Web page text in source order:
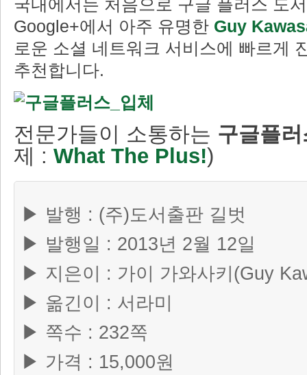
국내에서는 처음으로 구글 플러스 도
Google+에서 아주 유명한 Guy
로운 소셜 네트워크 서비스에 빠르게
추천합니다.
전문가들이 소통하는 구글플
제 : What The Plus!)
▶ 발행 : (주)도서출판 길벗
▶ 발행일 : 2013년 2월 12일
▶ 지은이 : 가이 가와사키(Guy
▶ 옮긴이 : 서라미
▶ 쪽수 : 232쪽
▶ 가격 : 15,000원